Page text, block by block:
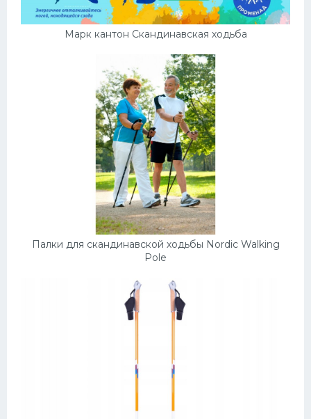
Марк кантон Скандинавская ходьба
Палки для скандинавской ходьбы Nordic Walking
Pole